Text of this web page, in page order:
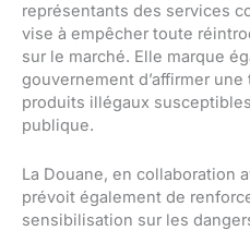
représentants des services
vise à empêcher toute
sur le marché. Elle marque
gouvernement d’affirmer une
produits illégaux
publique.
La Douane, en collaboration
prévoit également de
sensibilisation sur les